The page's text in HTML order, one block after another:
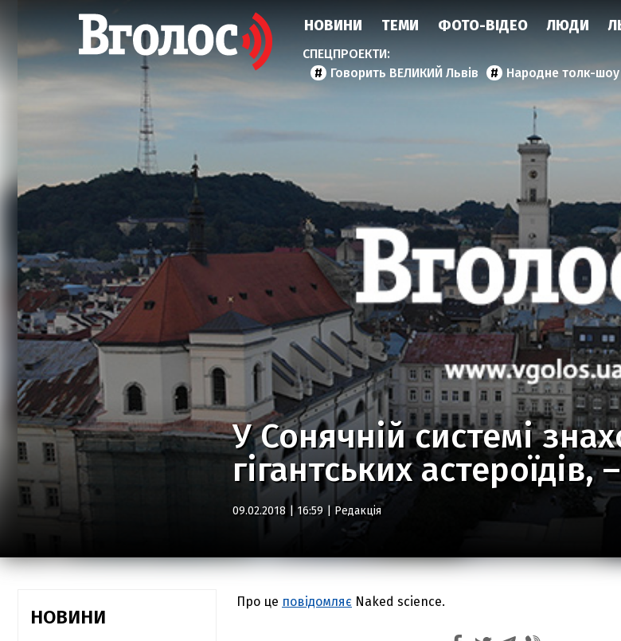
НОВИНИ ТЕМИ ФОТО-ВІДЕО ЛЮДИ
Говорить ВЕЛИКИЙ Львів Народне толк-шоу
У Сонячній системі
гігантських астероїдів,
09.02.2018 | 16:59 | Редакція
НОВИНИ
Про це повідомляє Naked science.